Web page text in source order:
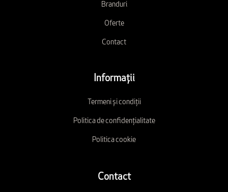
Branduri
Oferte
Contact
Informații
Termeni și condiții
Politica de confidențialitate
Politica cookie
Contact